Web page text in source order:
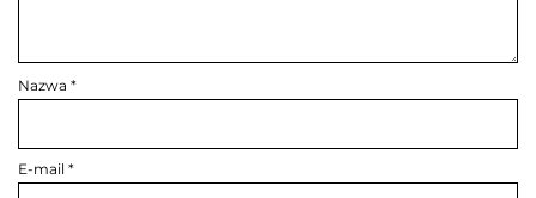
Nazwa *
E-mail *